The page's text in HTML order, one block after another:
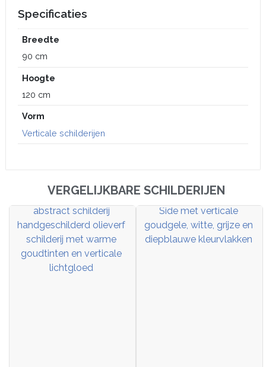
Specificaties
Breedte
90 cm
Hoogte
120 cm
Vorm
Verticale schilderijen
VERGELIJKBARE SCHILDERIJEN